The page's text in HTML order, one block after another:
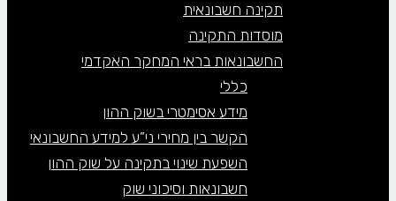
תקינה חשבונאית
מוסדות התקינה
החשבונאות בראי המחקר האקדמי
כללי
מידע אסימטרי בשוק ההון
הקשר בין מחירי ני”ע למידע החשבונאי
השפעת שינוי בתקינה על שוק ההון
חשבונאות וסיכוני שוק